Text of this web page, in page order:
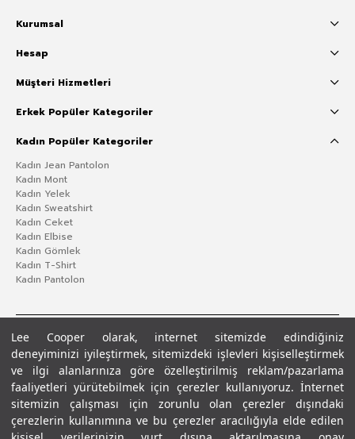
Lee Cooper olarak, internet sitemizde edindiğiniz
deneyiminizi iyileştirmek, sitemizdeki işlevleri kişiselleştirmek
ve ilgi alanlarınıza göre özelleştirilmiş reklam/pazarlama
faaliyetleri yürütebilmek için çerezler kullanıyoruz. İnternet
sitemizin çalışması için zorunlu olan çerezler dışındaki
çerezlerin kullanımına ve bu çerezler aracılığıyla elde edilen
Kurumsal
Hesap
Müşteri Hizmetleri
Erkek Popüler Kategoriler
Kadın Popüler Kategoriler
Kadın Jean Pantolon
Kadın Mont
Kadın Yelek
Kadın Sweatshirt
Kadın Ceket
Kadın Elbise
Kadın Gömlek
Kadın T-Shirt
Kadın Pantolon
Gizlilik PolitikasıÇerez Politikası KVKK Aydınlatma MetniŞartlar ve Koşullar